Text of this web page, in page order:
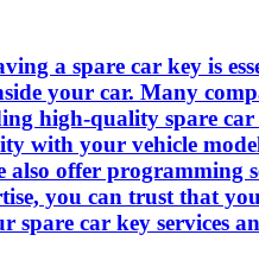
a spare car key is
your car. Many
high-quality spare
with your vehicle
offer programming
you can trust that
car key services